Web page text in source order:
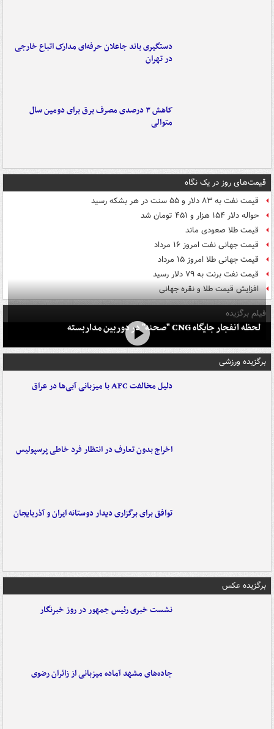
دستگیری باند جاعلان حرفه‌ای مدارک اتباع خارجی
در تهران
کاهش ۳ درصدی مصرف برق برای دومین سال
متوالی
قیمت‌های روز در یک نگاه
قیمت نفت به ۸۳ دلار و ۵۵ سنت در هر بشکه رسید
حواله دلار ۱۵۴ هزار و ۴۵۱ تومان شد
قیمت طلا صعودی ماند
قیمت جهانی نفت امروز ۱۶ مرداد
قیمت جهانی طلا امروز ۱۵ مرداد
قیمت نفت برنت به ۷۹ دلار رسید
افزایش قیمت طلا و نقره جهانی
فیلم برگزیده
لحظه انفجار جایگاه CNG "صحنه" در دوربین مداربسته
برگزیده ورزشی
دلیل مخالفت AFC با میزبانی آبی‌ها در عراق
اخراج بدون تعارف در انتظار فرد خاطی پرسپولیس
توافق برای برگزاری دیدار دوستانه ایران و آذربایجان
برگزیده عکس
نشست خبری رئیس جمهور در روز خبرنگار
جاده‌های مشهد آماده میزبانی از زائران رضوی